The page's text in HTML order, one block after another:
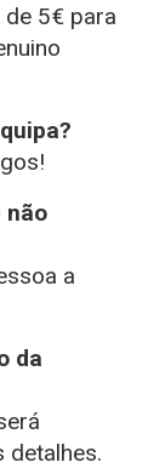
5€ para
não
a
da
detalhes.